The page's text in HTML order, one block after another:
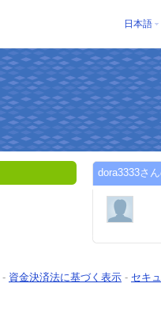
日本語
dora3333さ
- 資金決済法に基づく表示 - セキ